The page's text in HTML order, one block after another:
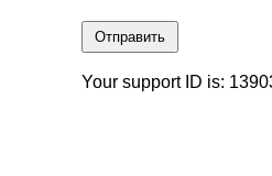
Отправить
Your support ID is: